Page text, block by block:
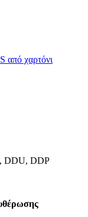
DDU, DDP